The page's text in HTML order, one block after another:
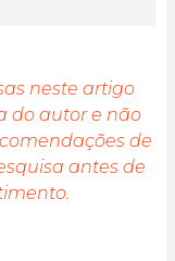
un
du secteur
neste artigo
do autor e não
de
antes de